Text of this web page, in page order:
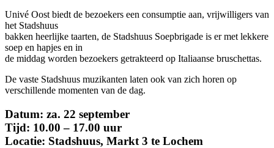
Univé Oost biedt de bezoekers een consumptie aan, vrijwilligers van
het Stadshuus
bakken heerlijke taarten, de Stadshuus Soepbrigade is er met lekkere
soep en hapjes en in
de middag worden bezoekers getrakteerd op Italiaanse bruschettas.
De vaste Stadshuus muzikanten laten ook van zich horen op
verschillende momenten van de dag.
Datum: za. 22 september
Tijd: 10.00 – 17.00 uur
Locatie: Stadshuus, Markt 3 te Lochem